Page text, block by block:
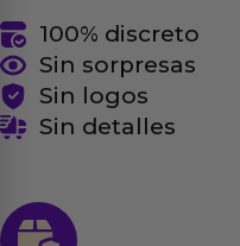
100% discreto
Sin sorpresas
Sin logos
Sin detalles